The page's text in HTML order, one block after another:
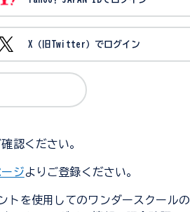
X（旧Twitter）でログイン
認ください。
ジよりご登録ください。
トを使用してのワンダースクールの